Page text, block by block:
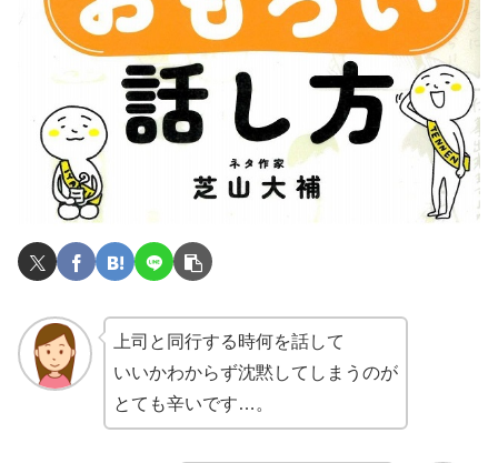
上司と同行する時何を話して
いいかわからず沈黙してしまうのが
とても辛いです…。